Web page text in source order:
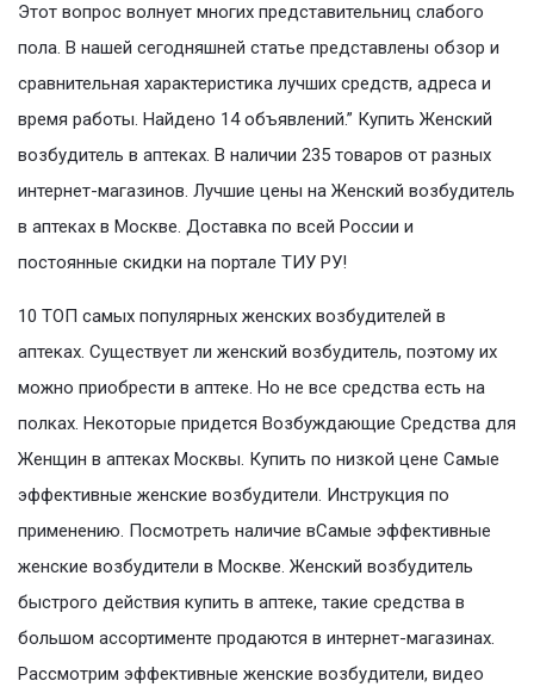
Этот вопрос волнует многих представительниц слабого
пола. В нашей сегодняшней статье представлены обзор и
сравнительная характеристика лучших средств, адреса и
время работы. Найдено 14 объявлений.” Купить Женский
возбудитель в аптеках. В наличии 235 товаров от разных
интернет-магазинов. Лучшие цены на Женский возбудитель
в аптеках в Москве. Доставка по всей России и
постоянные скидки на портале ТИУ РУ!
10 ТОП самых популярных женских возбудителей в
аптеках. Существует ли женский возбудитель, поэтому их
можно приобрести в аптеке. Но не все средства есть на
полках. Некоторые придется Возбуждающие Средства для
Женщин в аптеках Москвы. Купить по низкой цене Самые
эффективные женские возбудители. Инструкция по
применению. Посмотреть наличие вСамые эффективные
женские возбудители в Москве. Женский возбудитель
быстрого действия купить в аптеке, такие средства в
большом ассортименте продаются в интернет-магазинах.
Рассмотрим эффективные женские возбудители, видео